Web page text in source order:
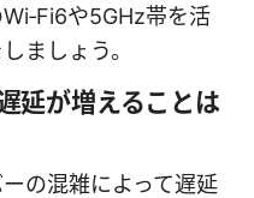
や5GHz帯を活
ましょう。
延が増えることは
の混雑によって遅延